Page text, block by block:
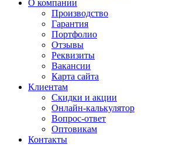
О компании
Производство
Гарантия
Портфолио
Отзывы
Реквизиты
Вакансии
Карта сайта
Клиентам
Скидки и акции
Онлайн-калькулятор
Вопрос-ответ
Оптовикам
Контакты